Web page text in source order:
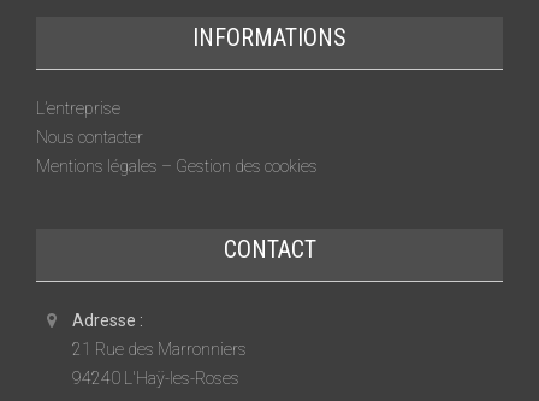
INFORMATIONS
L’entreprise
Nous contacter
Mentions légales – Gestion des cookies
CONTACT
Adresse :
21 Rue des Marronniers
94240 L'Haÿ-les-Roses